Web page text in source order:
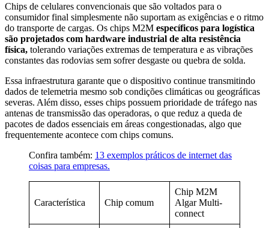
Chips de celulares convencionais que são voltados para o
consumidor final simplesmente não suportam as exigências e o ritmo
do transporte de cargas. Os chips M2M específicos para logística
são projetados com hardware industrial de alta resistência
física, tolerando variações extremas de temperatura e as vibrações
constantes das rodovias sem sofrer desgaste ou quebra de solda.
Essa infraestrutura garante que o dispositivo continue transmitindo
dados de telemetria mesmo sob condições climáticas ou geográficas
severas. Além disso, esses chips possuem prioridade de tráfego nas
antenas de transmissão das operadoras, o que reduz a queda de
pacotes de dados essenciais em áreas congestionadas, algo que
frequentemente acontece com chips comuns.
Confira também: 13 exemplos práticos de internet das
coisas para empresas.
Característica Chip comum
Chip M2M
Algar Multi-
connect